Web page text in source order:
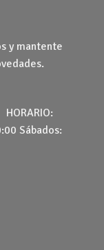
y mantente
Sábados: